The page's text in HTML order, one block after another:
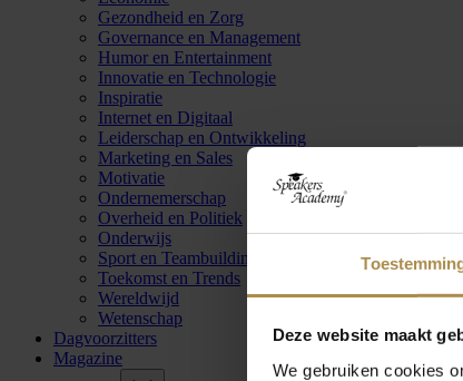
Deze website maakt
We gebruiken cookies
Gezondheid en Zorg
Governance en Management
Humor en Entertainment
Innovatie en Technologie
Inspiratie
Internet en Digitaal
Leiderschap en Ontwikkeling
Marketing en Sales
Motivatie
Ondernemerschap
Overheid en Politiek
Onderwijs
Sport en Teambuilding
Toekomst en Trends
Wereldwijd
Wetenschap
Dagvoorzitters
Magazine